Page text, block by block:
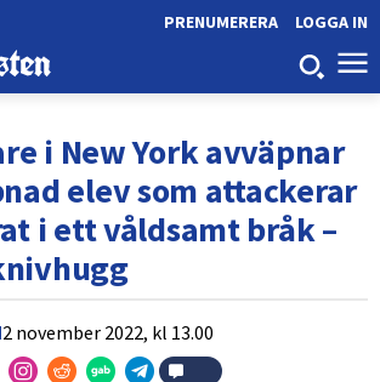
LOGGA IN
PRENUMERERA
i New York avväpnar
elev som attackerar
i ett våldsamt bråk –
2 november 2022, kl 13.00